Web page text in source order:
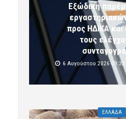
Εξώδικη
προς ΗΔΙΚΑ και
τους
6 Αυγούστου 2026 09:32
ΕΛΛΑΔΑ